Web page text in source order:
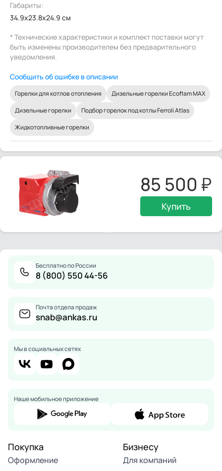
Габариты:
34.9x23.8x24.9 см
* Технические характеристики и комплект поставки могут
быть изменены производителем без предварительного
уведомления.
Сообщить об ошибке в описании
Горелки для котлов отопления
Дизельные горелки Ecoflam MAX
Дизельные горелки
Подбор горелок под котлы Ferroli Atlas
Жидкотопливные горелки
85 500
Купить
Бесплатно по России
8 (800) 550 44-56
Почта отдела продаж
snab@ankas.ru
Мы в социальных сетях
Наше мобильное приложение
Покупка
Оформление
Бизнесу
Для компаний